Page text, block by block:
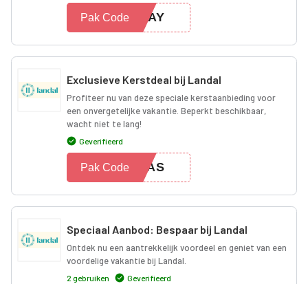
IDAY
Pak Code
Exclusieve Kerstdeal bij Landal
Profiteer nu van deze speciale kerstaanbieding voor
een onvergetelijke vakantie. Beperkt beschikbaar,
wacht niet te lang!
Geverifieerd
XMAS
Pak Code
Speciaal Aanbod: Bespaar bij Landal
Ontdek nu een aantrekkelijk voordeel en geniet van een
voordelige vakantie bij Landal.
2 gebruiken Geverifieerd